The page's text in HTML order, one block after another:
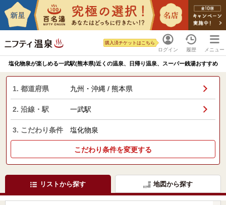
ログイン
購入済チケットはこちら
履歴 メニュー
塩化物泉が楽しめる一武駅(熊本県)近くの温泉、日帰り温泉、スーパー銭湯おすすめ
1. 都道府県 九州・沖縄 / 熊本県
2. 沿線・駅 一武駅
3. こだわり条件 塩化物泉
こだわり条件を変更する
リストから探す 地図から探す